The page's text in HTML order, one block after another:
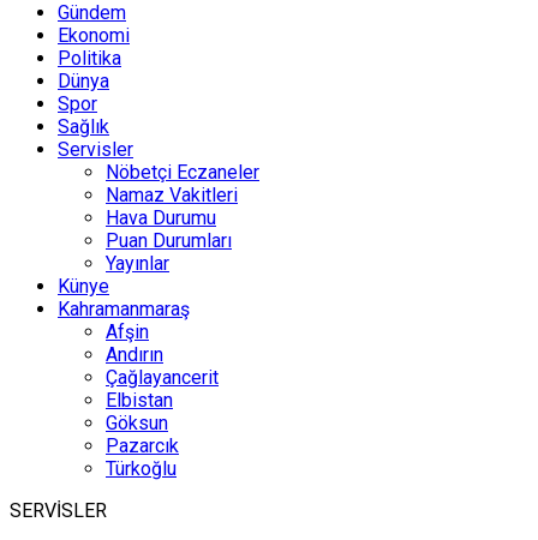
Gündem
Ekonomi
Politika
Dünya
Spor
Sağlık
Servisler
Nöbetçi Eczaneler
Namaz Vakitleri
Hava Durumu
Puan Durumları
Yayınlar
Künye
Kahramanmaraş
Afşin
Andırın
Çağlayancerit
Elbistan
Göksun
Pazarcık
Türkoğlu
SERVİSLER